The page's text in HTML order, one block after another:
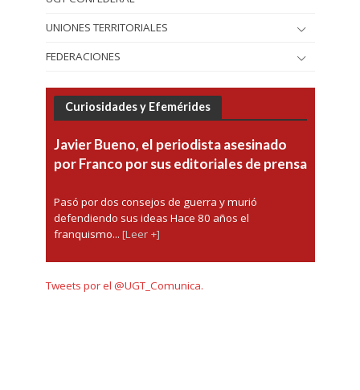
UNIONES TERRITORIALES
FEDERACIONES
Curiosidades y Efemérides
Javier Bueno, el periodista asesinado
por Franco por sus editoriales de prensa
Pasó por dos consejos de guerra y murió
defendiendo sus ideas Hace 80 años el
franquismo... [Leer +]
Tweets por el @UGT_Comunica.